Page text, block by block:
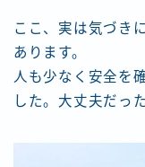
ここ、実は気づき
あります。
人も少なく安全を
した。大丈夫だっ